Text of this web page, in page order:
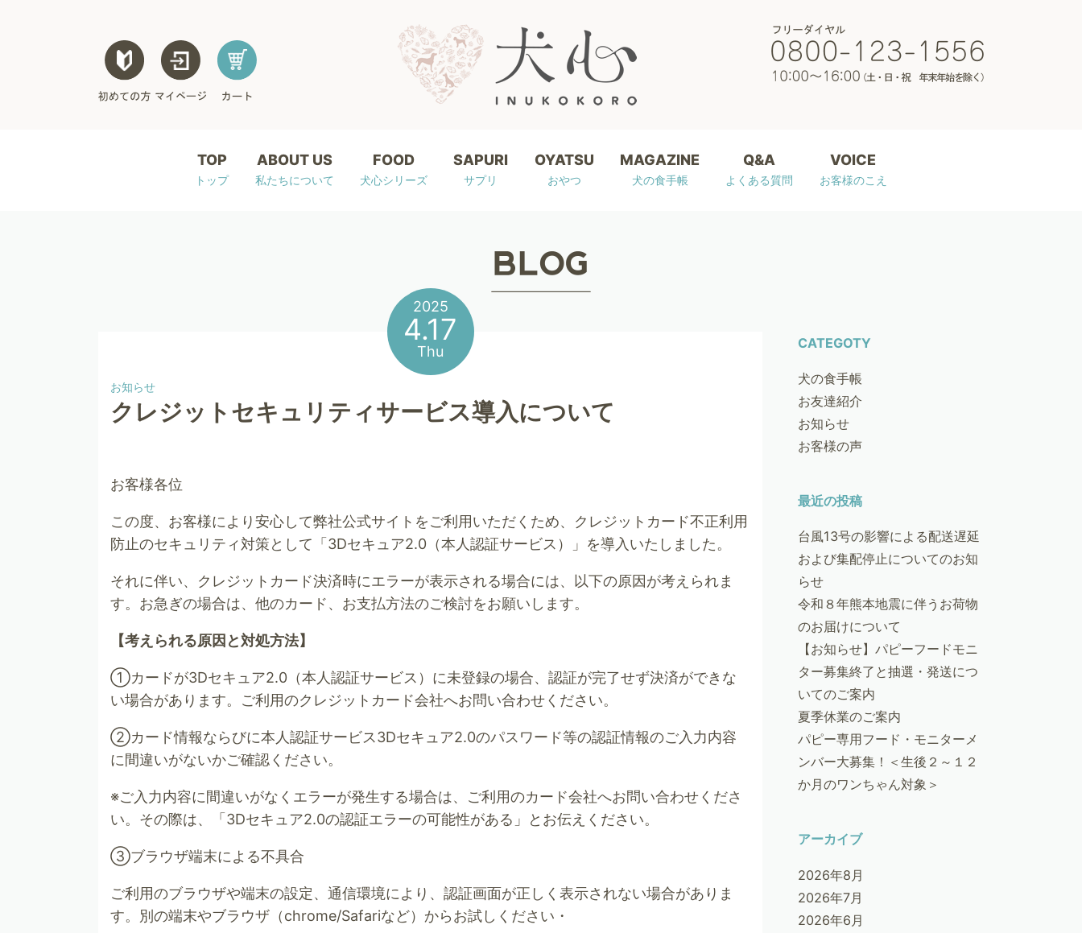
TOP
トップ
ABOUT US
私たちについて
FOOD
犬心シリーズ
SAPURI
サプリ
OYATSU
おやつ
MAGAZINE
犬の食手帳
Q&A
よくある質問
VOICE
お客様のこえ
2025
4.17
Thu
お知らせ
クレジットセキュリティサービス導入について
お客様各位
この度、お客様により安心して弊社公式サイトをご利用いただくため、クレジットカード不正利用
防止のセキュリティ対策として「3Dセキュア2.0（本人認証サービス）」を導入いたしました。
それに伴い、クレジットカード決済時にエラーが表示される場合には、以下の原因が考えられま
す。お急ぎの場合は、他のカード、お支払方法のご検討をお願いします。
【考えられる原因と対処方法】
①カードが3Dセキュア2.0（本人認証サービス）に未登録の場合、認証が完了せず決済ができな
い場合があります。ご利用のクレジットカード会社へお問い合わせください。
②カード情報ならびに本人認証サービス3Dセキュア2.0のパスワード等の認証情報のご入力内容
に間違いがないかご確認ください。
※ご入力内容に間違いがなくエラーが発生する場合は、ご利用のカード会社へお問い合わせくださ
い。その際は、「3Dセキュア2.0の認証エラーの可能性がある」とお伝えください。
③ブラウザ端末による不具合
ご利用のブラウザや端末の設定、通信環境により、認証画面が正しく表示されない場合がありま
す。別の端末やブラウザ（chrome/Safariなど）からお試しください・
CATEGOTY
犬の食手帳
お友達紹介
お知らせ
お客様の声
最近の投稿
台風13号の影響による配送遅延
および集配停止についてのお知
らせ
令和８年熊本地震に伴うお荷物
のお届けについて
【お知らせ】パピーフードモニ
ター募集終了と抽選・発送につ
いてのご案内
夏季休業のご案内
パピー専用フード・モニターメ
ンバー大募集！＜生後２～１２
か月のワンちゃん対象＞
アーカイブ
2026年8月
2026年7月
2026年6月